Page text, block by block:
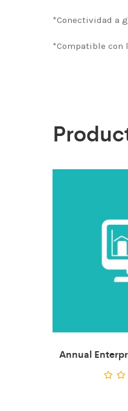
*Conectividad a
*Compatible con
Annual